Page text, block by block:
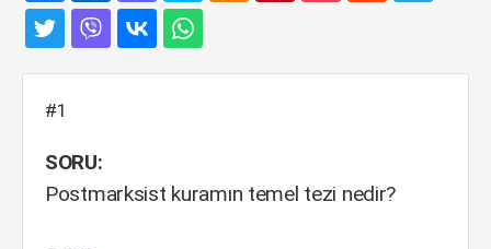
#1
SORU:
Postmarksist kuramın temel tezi nedir?